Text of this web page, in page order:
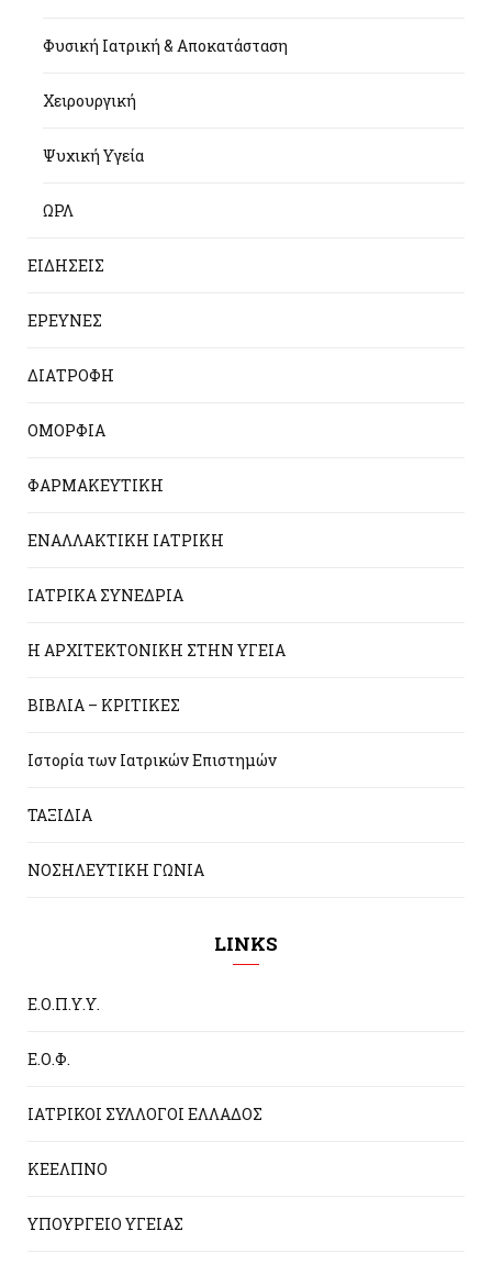
Φυσική Ιατρική & Αποκατάσταση
Χειρουργική
Ψυχική Υγεία
ΩΡΛ
ΕΙΔΗΣΕΙΣ
ΕΡΕΥΝΕΣ
ΔΙΑΤΡΟΦΗ
ΟΜΟΡΦΙΑ
ΦΑΡΜΑΚΕΥΤΙΚΗ
ΕΝΑΛΛΑΚΤΙΚΗ ΙΑΤΡΙΚΗ
ΙΑΤΡΙΚΑ ΣΥΝΕΔΡΙΑ
Η ΑΡΧΙΤΕΚΤΟΝΙΚΗ ΣΤΗΝ ΥΓΕΙΑ
ΒΙΒΛΙΑ – ΚΡΙΤΙΚΕΣ
Ιστορία των Ιατρικών Επιστημών
ΤΑΞΙΔΙΑ
ΝΟΣΗΛΕΥΤΙΚΗ ΓΩΝΙΑ
LINKS
Ε.Ο.Π.Υ.Υ.
Ε.Ο.Φ.
ΙΑΤΡΙΚΟΙ ΣΥΛΛΟΓΟΙ ΕΛΛΑΔΟΣ
ΚΕΕΛΠΝΟ
ΥΠΟΥΡΓΕΙΟ ΥΓΕΙΑΣ